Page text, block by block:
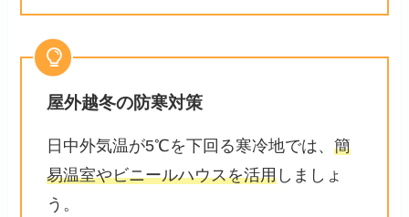
屋外越冬の防寒対策
日中外気温が5℃を下回る寒冷地では、簡
易温室やビニールハウスを活用 しましょ
う。